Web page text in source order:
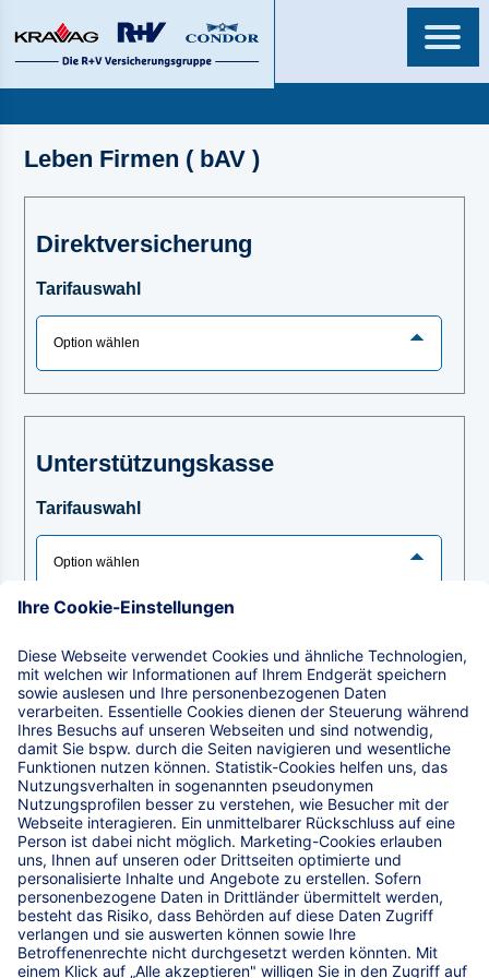
Leben Firmen ( bAV )
Direktversicherung
Tarifauswahl
Unterstützungskasse
Tarifauswahl
Pensionszusage
Tarifauswahl
Pensionsfonds
Produktinformationen